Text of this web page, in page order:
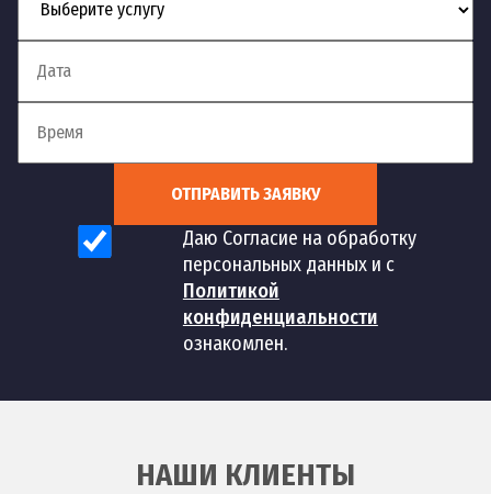
ОТПРАВИТЬ ЗАЯВКУ
Даю Согласие на обработку
персональных данных и с
Политикой
конфиденциальности
ознакомлен.
НАШИ КЛИЕНТЫ